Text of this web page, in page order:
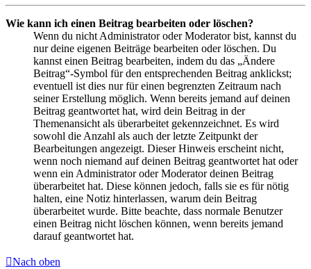
Wie kann ich einen Beitrag bearbeiten oder löschen?
Wenn du nicht Administrator oder Moderator bist, kannst du
nur deine eigenen Beiträge bearbeiten oder löschen. Du
kannst einen Beitrag bearbeiten, indem du das „Ändere
Beitrag“-Symbol für den entsprechenden Beitrag anklickst;
eventuell ist dies nur für einen begrenzten Zeitraum nach
seiner Erstellung möglich. Wenn bereits jemand auf deinen
Beitrag geantwortet hat, wird dein Beitrag in der
Themenansicht als überarbeitet gekennzeichnet. Es wird
sowohl die Anzahl als auch der letzte Zeitpunkt der
Bearbeitungen angezeigt. Dieser Hinweis erscheint nicht,
wenn noch niemand auf deinen Beitrag geantwortet hat oder
wenn ein Administrator oder Moderator deinen Beitrag
überarbeitet hat. Diese können jedoch, falls sie es für nötig
halten, eine Notiz hinterlassen, warum dein Beitrag
überarbeitet wurde. Bitte beachte, dass normale Benutzer
einen Beitrag nicht löschen können, wenn bereits jemand
darauf geantwortet hat.
Nach oben